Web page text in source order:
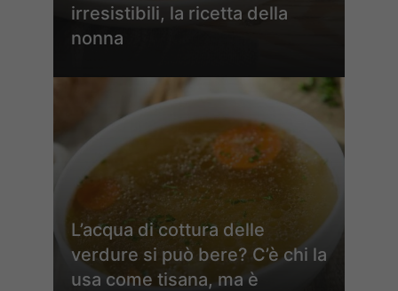
irresistibili, la ricetta della
nonna
L’acqua di cottura delle
verdure si può bere? C’è chi la
usa come tisana, ma è